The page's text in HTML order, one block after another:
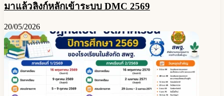
มาแล้วลิงก์หลักเข้าระบบ DMC 2569
20/05/2026